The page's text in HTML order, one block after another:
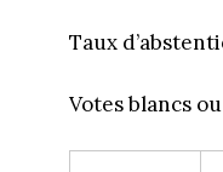
Taux
Votes blancs